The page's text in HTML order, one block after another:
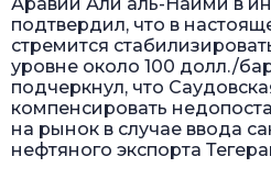
подтвердил, что в
стремится
уровне около 100 долл./
подчеркнул, что
компенсировать
на рынок в случае ввода
нефтяного экспорта